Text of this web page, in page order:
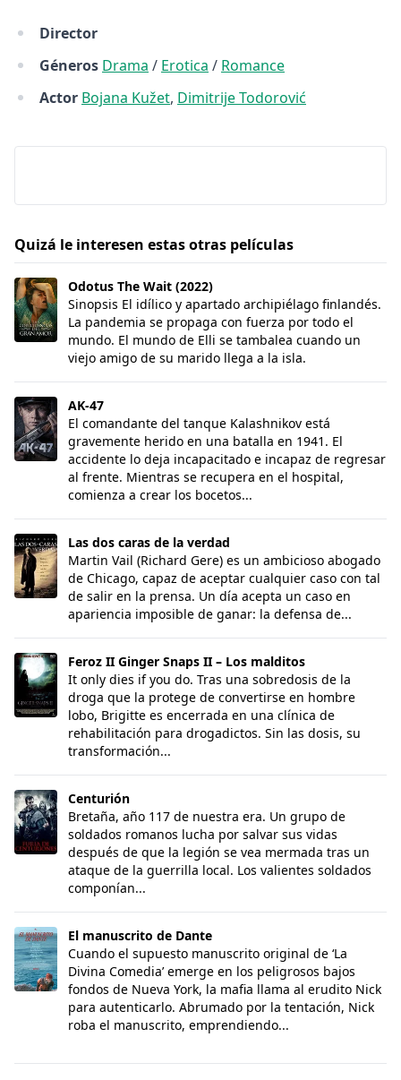
Director
Géneros Drama / Erotica / Romance
Actor Bojana Kužet, Dimitrije Todorović
Quizá le interesen estas otras películas
Odotus The Wait (2022)
Odotus The Wait (2022)
Sinopsis El idílico y apartado archipiélago finlandés.
La pandemia se propaga con fuerza por todo el
mundo. El mundo de Elli se tambalea cuando un
viejo amigo de su marido llega a la isla.
AK-47
AK-47
El comandante del tanque Kalashnikov está
gravemente herido en una batalla en 1941. El
accidente lo deja incapacitado e incapaz de regresar
al frente. Mientras se recupera en el hospital,
comienza a crear los bocetos...
Las dos caras de la verdad
Las dos caras de la verdad
Martin Vail (Richard Gere) es un ambicioso abogado
de Chicago, capaz de aceptar cualquier caso con tal
de salir en la prensa. Un día acepta un caso en
apariencia imposible de ganar: la defensa de...
Feroz II Ginger Snaps II – Los malditos
Feroz II Ginger Snaps II – Los malditos
It only dies if you do. Tras una sobredosis de la
droga que la protege de convertirse en hombre
lobo, Brigitte es encerrada en una clínica de
rehabilitación para drogadictos. Sin las dosis, su
transformación...
Centurión
Centurión
Bretaña, año 117 de nuestra era. Un grupo de
soldados romanos lucha por salvar sus vidas
después de que la legión se vea mermada tras un
ataque de la guerrilla local. Los valientes soldados
componían...
El manuscrito de Dante
El manuscrito de Dante
Cuando el supuesto manuscrito original de ‘La
Divina Comedia’ emerge en los peligrosos bajos
fondos de Nueva York, la mafia llama al erudito Nick
para autenticarlo. Abrumado por la tentación, Nick
roba el manuscrito, emprendiendo...